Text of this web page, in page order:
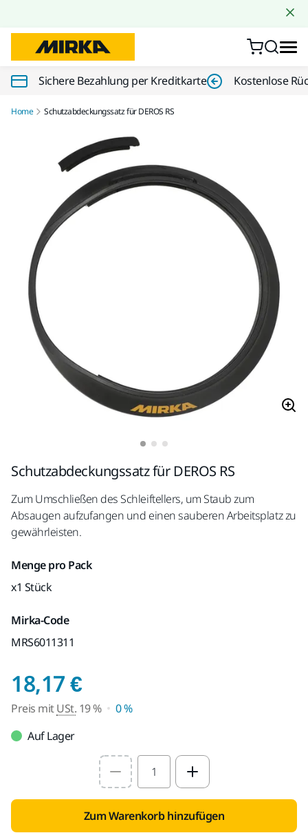
Sichere Bezahlung per Kreditkarte Kostenlose
Home Schutzabdeckungssatz für DEROS RS
Schutzabdeckungssatz für DEROS RS
Zum Umschließen des Schleiftellers, um Staub zum
Absaugen aufzufangen und einen sauberen Arbeitsplatz zu
gewährleisten.
Menge pro Pack
x1 Stück
Mirka-Code
MRS6011311
18,17 €Preis mit USt. 19 %
Preis mitUSt. 19 %
0 %
Auf Lager
Select quantity value
Zum Warenkorb hinzufügen